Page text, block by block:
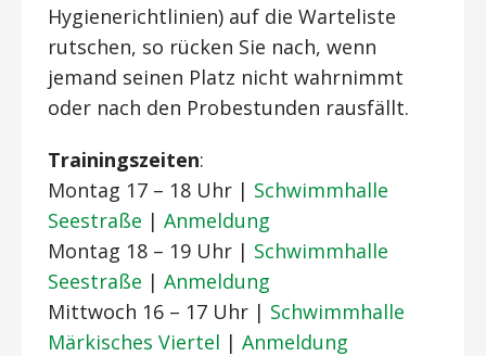
Hygienerichtlinien) auf die Warteliste
rutschen, so rücken Sie nach, wenn
jemand seinen Platz nicht wahrnimmt
oder nach den Probestunden rausfällt.
Trainingszeiten:
Montag 17 – 18 Uhr | Schwimmhalle
Seestraße | Anmeldung
Montag 18 – 19 Uhr | Schwimmhalle
Seestraße | Anmeldung
Mittwoch 16 – 17 Uhr | Schwimmhalle
Märkisches Viertel | Anmeldung